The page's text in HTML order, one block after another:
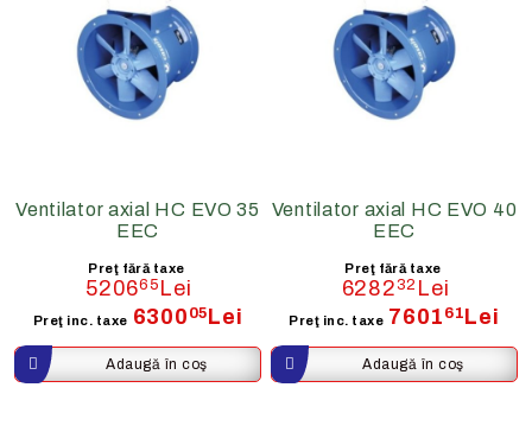
Ventilator axial HC EVO 35
EEC
Preţ fără taxe
520665 Lei
Preţ inc. taxe 6300 05Lei
Ventilator axial HC EVO 40
EEC
Preţ fără taxe
628232 Lei
Preţ inc. taxe 7601 61Lei